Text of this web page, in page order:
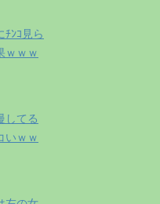
ﾁﾝｺ見ら
ｗｗｗ
してる
いｗｗ